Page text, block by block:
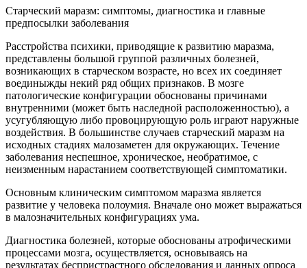
Старческий маразм: симптомы, диагностика и главные
предпосылки заболевания
Расстройства психики, приводящие к развитию маразма,
представлены большой группой различных болезней,
возникающих в старческом возрасте, но всех их соединяет
воединыжды некий ряд общих признаков. В мозге
патологические конфигурации обоснованы причинами
внутренними (может быть наследной расположенностью), а
усугубляющую либо провоцирующую роль играют наружные
воздействия. В большинстве случаев старческий маразм на
исходных стадиях малозаметен для окружающих. Течение
заболевания неспешное, хроническое, необратимое, с
неизменным нарастанием соответствующей симптоматики.
Основным клиническим симптомом маразма является
развитие у человека полоумия. Вначале оно может выражаться
в малозначительных конфигурациях ума.
Диагностика болезней, которые обоснованы атрофическими
процессами мозга, осуществляется, основываясь на
результатах беспристрастного обследования и данных опроса